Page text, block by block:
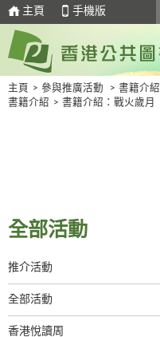
主頁 手機版
主頁 > 參與推廣活動 > 書籍介紹
書籍介紹 > 書籍介紹：戰火歲月
全部活動
推介活動
全部活動
香港悅讀周